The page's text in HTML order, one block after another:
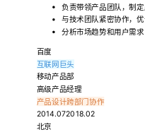
负责带领产品团队，制
与技术团队紧密协作，
分析市场趋势和用户需
百度
互联网巨头
移动产品部
高级产品经理
产品设计跨部门协作
2014.072018.02
北京